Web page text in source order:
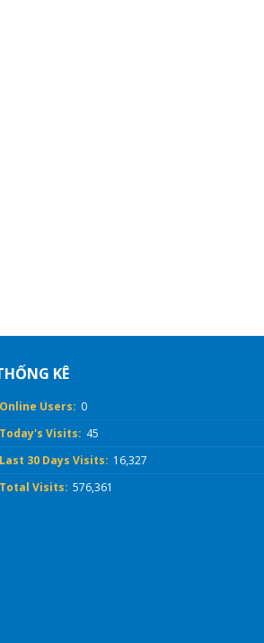
KÊ
Online Users: 0
Today's Visits: 45
Last 30 Days Visits: 16,327
Total Visits: 576,361